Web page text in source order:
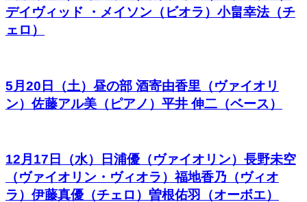
デイヴィッド ・メイソン（ビオラ）小畠幸法（チ
ェロ）
5月20日（土）昼の部 酒寄由香里（ヴァイオリ
ン）佐藤アル美（ピアノ）平井 伸二（ベース）
12月17日（水）日浦優（ヴァイオリン）長野未空
（ヴァイオリン・ヴィオラ）福地香乃（ヴィオ
ラ）伊藤真優（チェロ）曽根佑羽（オーボエ）